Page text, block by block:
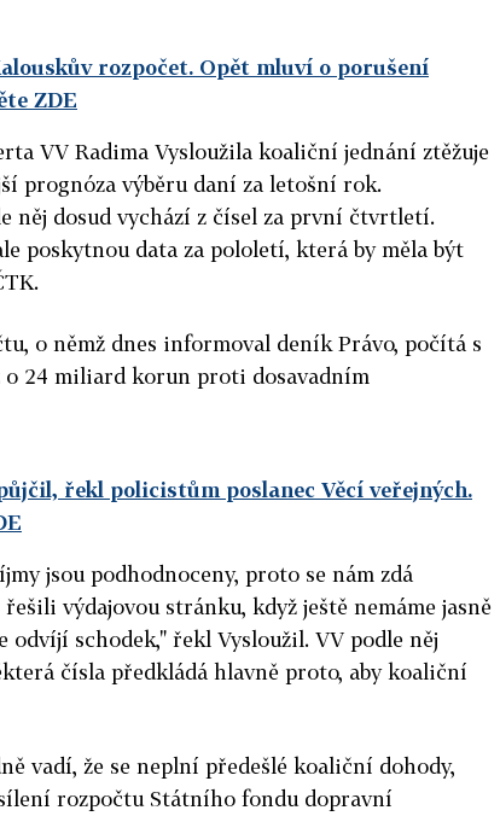
rozpočet. Opět mluví o porušení
ZDE
VV Radima Vysloužila koaliční jednání ztěžuje
prognóza výběru daní za letošní rok.
něj dosud vychází z čísel za první čtvrtletí.
poskytnou data za pololetí, která by měla být
o němž dnes informoval deník Právo, počítá s
o 24 miliard korun proti dosavadním
řekl policistům poslanec Věcí veřejných.
jsou podhodnoceny, proto se nám zdá
výdajovou stránku, když ještě nemáme jasně
odvíjí schodek," řekl Vysloužil. VV podle něj
čísla předkládá hlavně proto, aby koaliční
vadí, že se neplní předešlé koaliční dohody,
rozpočtu Státního fondu dopravní